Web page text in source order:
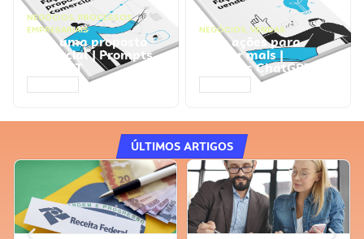
NEGÓCIOS, PROCESSOS
EMPRESARIAIS
Faça uma proposta
comercial | Prompts
ChatGPT
NEGÓCIOS, VENDAS
Faça ações para
vender mais |
Prompts ChatGPT
ÚLTIMOS ARTIGOS